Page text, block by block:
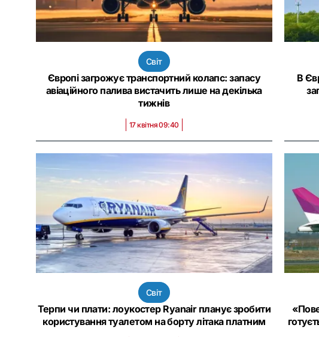
Світ
Європі загрожує транспортний колапс: запасу
авіаційного палива вистачить лише на декілька
тижнів
17 квітня 09:40
В
Світ
Терпи чи плати: лоукостер Ryanair планує зробити
користування туалетом на борту літака платним